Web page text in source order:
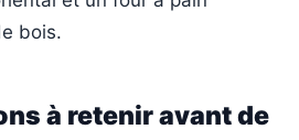
bois.
à retenir avant de